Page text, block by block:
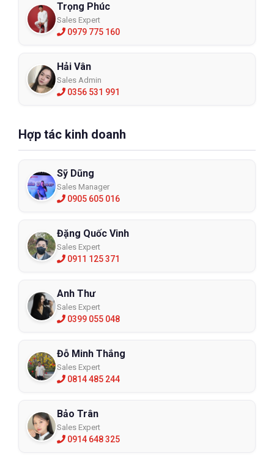
Trọng Phúc
Sales Expert
0979 775 160
Hải Vân
Sales Admin
0356 531 991
Hợp tác kinh doanh
Sỹ Dũng
Sales Manager
0905 605 016
Đặng Quốc Vinh
Sales Expert
0911 125 371
Anh Thư
Sales Expert
0399 055 048
Đỗ Minh Thắng
Sales Expert
0814 485 244
Bảo Trân
Sales Expert
0914 648 325